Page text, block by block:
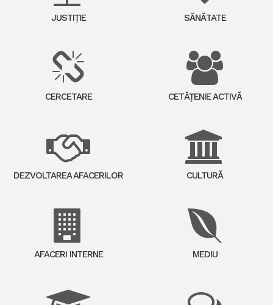
JUSTIȚIE SĂNĂTATE
CERCETARE CETĂȚENIE ACTIVĂ
DEZVOLTAREA AFACERILOR CULTURĂ
AFACERI INTERNE MEDIU